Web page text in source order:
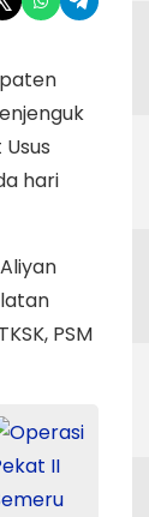
hari
PSM